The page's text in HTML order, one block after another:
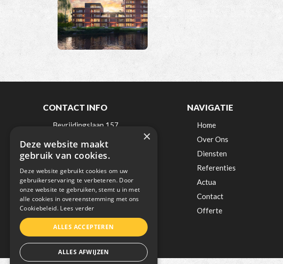
CONTACT INFO
Bevrijdingslaan 157
België
Tel:0498 / 521 900
Mail:info@lee-elektro.be
BTW: BE0838018236
NAVIGATIE
Home
Over Ons
Diensten
Referenties
Actua
Contact
Offerte
×
Deze website maakt
gebruik van cookies.
Deze website gebruikt cookies om uw
gebruikerservaring te verbeteren. Door
onze website te gebruiken, stemt u in met
alle cookies in overeenstemming met ons
Cookiebeleid. Lees verder
ALLES ACCEPTEREN
ALLES AFWIJZEN